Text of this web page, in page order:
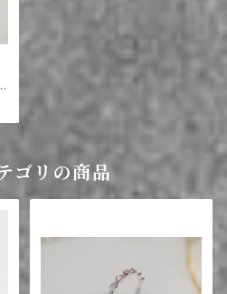
ゴリの商品